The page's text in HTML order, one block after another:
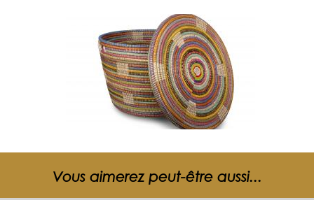
Vous aimerez peut-être aussi...